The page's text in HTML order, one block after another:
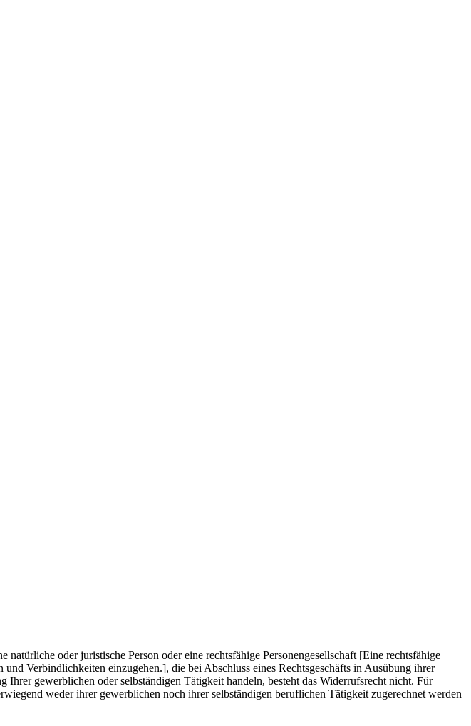
oder juristische Person oder eine rechtsfähige Personengesellschaft [Eine rechtsfähige
Verbindlichkeiten einzugehen.], die bei Abschluss eines Rechtsgeschäfts in Ausübung ihrer
gewerblichen oder selbständigen Tätigkeit handeln, besteht das Widerrufsrecht nicht. Für
weder ihrer gewerblichen noch ihrer selbständigen beruflichen Tätigkeit zugerechnet werden